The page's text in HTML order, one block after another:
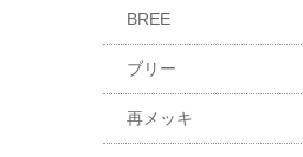
BREE
ブリー
再メッキ